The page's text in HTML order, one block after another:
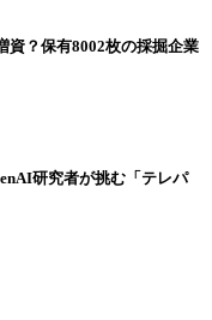
資？保有8002枚の採掘企業
研究者が挑む「テレパ